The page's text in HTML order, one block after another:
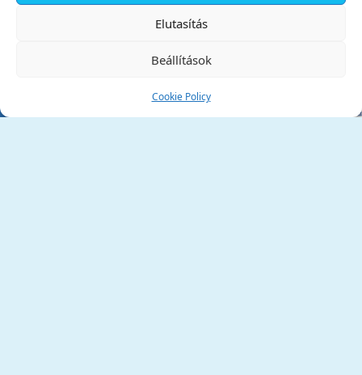
Elutasítás
Beállítások
Cookie Policy
Tata Város Önkormányzata
✕